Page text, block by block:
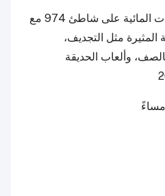
عِش تجربة مهرجان الرياضات المائية على شاطئ 974 مع
مثل التجديف،
وألعاب الحديقة